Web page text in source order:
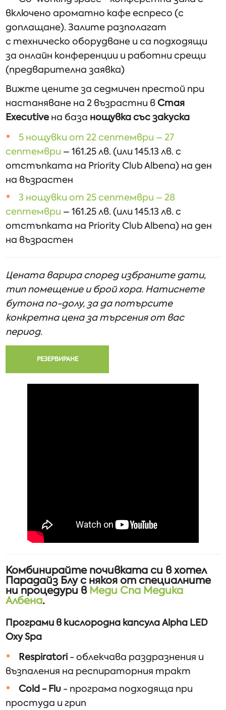
включено ароматно кафе еспресо (с
доплащане). Залите разполагат
с тeхническо оборудване и са подходящи
за онлайн конференции и работни срещи
(предварителна заявка)
Вижте цените за седмичен престой при
настаняване на 2 възрастни вСтая
Executive на база нощувка със закуска
5 нощувки от 22 септември – 27
септември – 161.25 лв. (или 145.13 лв. с
отстъпката на Priority Club Albena) на ден
на възрастен
3 нощувки от 25 септември – 28
септември – 161.25 лв. (или 145.13 лв. с
отстъпката на Priority Club Albena) на ден
на възрастен
Цената варира според избраните дати,
тип помещение и брой хора. Натиснете
бутона по-долу, за да потърсите
конкретна цена за търсения от вас
период.
РЕЗЕРВИРАНЕ
Комбинирайте почивката си в хотел
Парадайз Блу с някоя от специалните
ни процедури вМеди Спа Медика
Албена.
Програми в кислородна капсула Alpha LED
Oxy Spa
Respiratori - облекчава раздразнения и
възпаления на респираторния тракт
Cold - Flu - програма подходяща при
простуда и грип